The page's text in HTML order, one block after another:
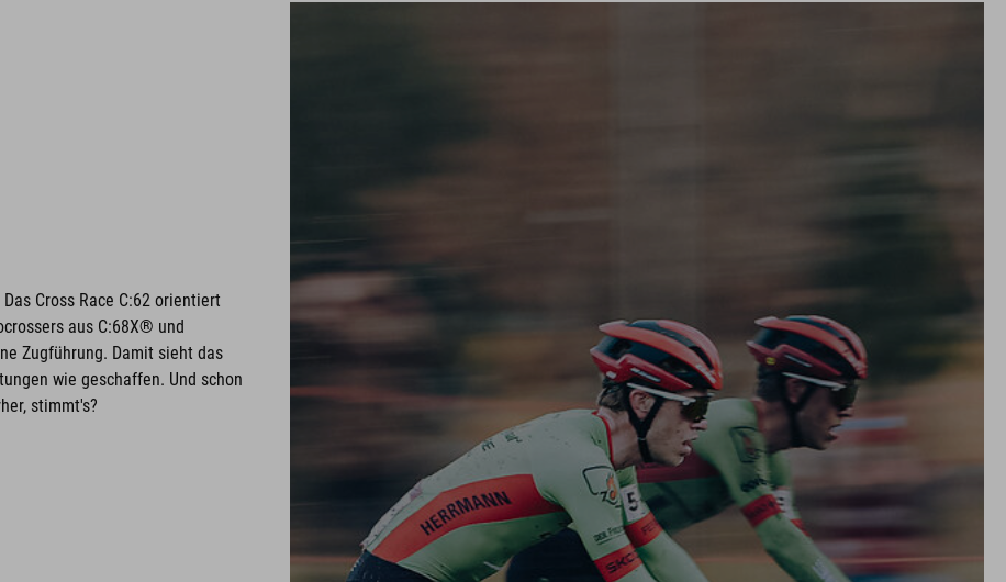
Cross Race C:62 orientiert
aus C:68X® und
Zugführung. Damit sieht das
wie geschaffen. Und schon
stimmt's?